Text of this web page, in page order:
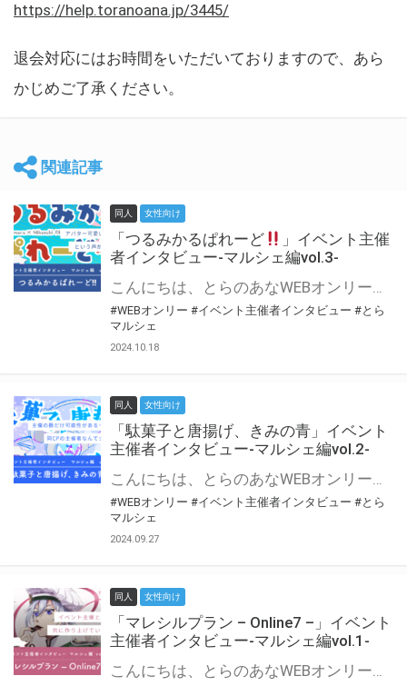
https://help.toranoana.jp/3445/
退会対応にはお時間をいただいておりますので、あら
かじめご了承ください。
関連記事
同人 女性向け
「つるみかるぱれーど
」イベント主催
者インタビュー-マルシェ編vol.3-
こんにちは、とらのあなWEBオンリー運営スタッフです。 新たにお届けする、イベント主催者インタビュー-マルシェ編-は、 とらのあなWEBオンリー「マルシェ」をご利用した主催様に 「マルシェ」を使って開催した感想や心がけをお聞きする企画です。 今回は、WEBオンリー初開催「つるみかるぱれーど
#WEBオンリー #イベント主催者インタビュー #とら
マルシェ
2024.10.18
同人 女性向け
「駄菓子と唐揚げ、きみの青」イベント
主催者インタビュー-マルシェ編vol.2-
こんにちは、とらのあなWEBオンリー運営スタッフです。 新たにお届けする、イベント主催者インタビュー-マルシェ編-は、 とらのあなWEBオンリー「マルシェ」をご利用の主催様に 「マルシェ」を使ってイベントを開催した感想や心がけをお聞きする企画です。 今回は、WEBオンリー初開催「駄菓子と唐揚げ、きみの青」より、 主催のぎこ六屋様にお話を伺いました。 協力：ぎこ六屋様／イベント公式Twitter（@krkgwks） とらのあなWEBオンリー「マルシェ」とは？ WEBオンリーでリアルタイムでコミュニケーションがとれるオンライン会場です。
#WEBオンリー #イベント主催者インタビュー #とら
マルシェ
2024.09.27
同人 女性向け
「マレシルプラン – Online7 –」イベント
主催者インタビュー-マルシェ編vol.1-
こんにちは、とらのあなWEBオンリー運営スタッフです。 新たにお届けする、イベント主催者インタビュー-マルシェ編-は、 とらのあなWEBオンリー「マルシェ」をご利用した主催様に 「マルシェ」を使って開催した感想や心がけをお聞きする企画です。 今回は、WEBオンリー開催7回目迎えた「マレシルプラン – Online7 –」より、 主催の玉川うた様にお話を伺いました。 ▼マレシルプランのインタビュー前回記事 「イベント主催者インタビュー vol.6」はこちら 協力：玉川うた様（マレシルプラン実行委員会 代表）／イベント公式Twitter（@mallesil_plan） とらのあなWEBオンリー「マルシェ」とは？ WEBオンリーでリアルタイムでコミュニケーションがとれるオンライン会場です。